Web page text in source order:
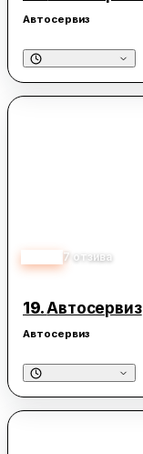
Автосервиз
7 отзива
19.Автосервиз
Автосервиз